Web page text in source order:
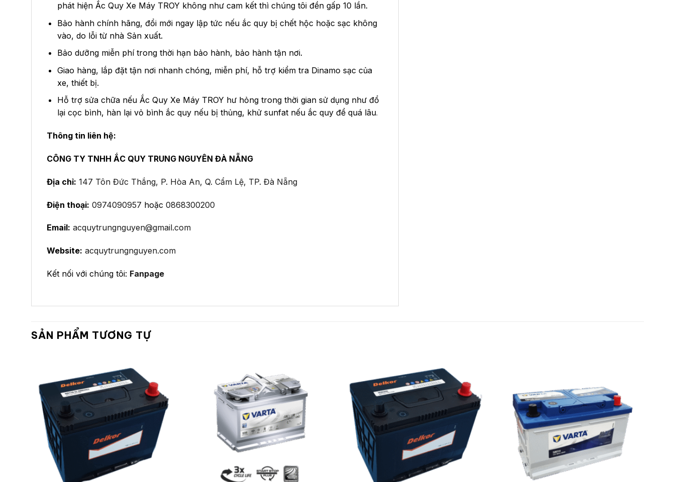
phát hiện Ắc Quy Xe Máy TROY không như cam kết thì chúng tôi đền gấp 10 lần.
Bảo hành chính hãng, đổi mới ngay lập tức nếu ắc quy bị chết hộc hoặc sạc không
vào, do lỗi từ nhà Sản xuất.
Bảo dưỡng miễn phí trong thời hạn bảo hành, bảo hành tận nơi.
Giao hàng, lắp đặt tận nơi nhanh chóng, miễn phí, hỗ trợ kiểm tra Dinamo sạc của
xe, thiết bị.
Hỗ trợ sửa chữa nếu Ắc Quy Xe Máy TROY hư hỏng trong thời gian sử dụng như đổ
lại cọc bình, hàn lại vỏ bình ắc quy nếu bị thủng, khử sunfat nếu ắc quy để quá lâu.
Thông tin liên hệ:
CÔNG TY TNHH ẮC QUY TRUNG NGUYÊN ĐÀ NẴNG
Địa chỉ: 147 Tôn Đức Thắng, P. Hòa An, Q. Cẩm Lệ, TP. Đà Nẵng
Điện thoại: 0974090957 hoặc 0868300200
Email: acquytrungnguyen@gmail.com
Website: acquytrungnguyen.com
Kết nối với chúng tôi: Fanpage
SẢN PHẨM TƯƠNG TỰ